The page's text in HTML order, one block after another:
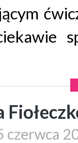
czerwca